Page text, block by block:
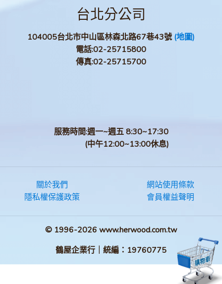
台北分公司
104005台北市中山區林森北路67巷43號(地圖)
電話:02-25715800
傳真:02-25715700
服務時間:週一~週五 8:30~17:30
(中午12:00~13:00休息)
關於我們
網站使用條款
隱私權保護政策
會員權益聲明
© 1996-2026 www.herwood.com.tw
鶴屋企業行｜統編：19760775